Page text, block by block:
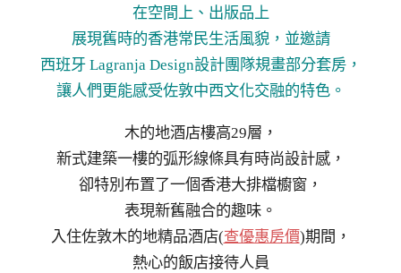
在空間上、出版品上
展現舊時的香港常民生活風貌，並邀請
西班牙 Lagranja Design設計團隊規畫部分套房，
讓人們更能感受佐敦中西文化交融的特色。
木的地酒店樓高29層，
新式建築一樓的弧形線條具有時尚設計感，
卻特別布置了一個香港大排檔櫥窗，
表現新舊融合的趣味。
入住佐敦木的地精品酒店(查優惠房價)期間，
熱心的飯店接待人員